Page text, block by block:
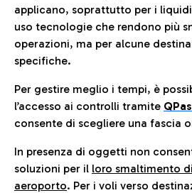
applicano, soprattutto per i
uso tecnologie che rendono più
operazioni, ma per alcune
specifiche.
Per gestire meglio i tempi, è
l’accesso ai controlli tramite
consente di scegliere una fascia
In presenza di oggetti non
soluzioni per il loro smaltimento
aeroporto. Per i voli verso